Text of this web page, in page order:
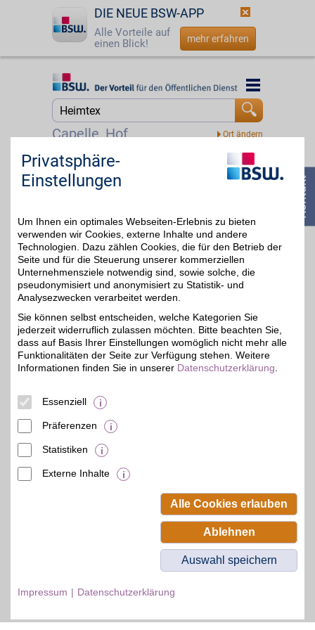
DIE NEUE BSW-APP
Alle Vorteile auf
einen Blick!
mehr erfahren
Startseite
☎ 0800 - 279 25 82
Capelle, Hof
Startseite
5,5 km
Ketzerbach 12 Wohn-Accessoires
Zum Partnerprofil
33 km
5%
35713 Eschenburg
Auf Karte anzeigen
Zum Partnerprofil
© BSW Verbraucher-Service
Alle Rechte vorbehalten.
Privatsphäre-
Einstellungen
Um Ihnen ein optimales Webseiten-Erlebnis zu bieten
verwenden wir Cookies, externe Inhalte und andere
Technologien. Dazu zählen Cookies, die für den Betrieb der
Seite und für die Steuerung unserer kommerziellen
Unternehmensziele notwendig sind, sowie solche, die
pseudonymisiert und anonymisiert zu Statistik- und
Analysezwecken verarbeitet werden.
Sie können selbst entscheiden, welche Kategorien Sie
jederzeit widerruflich zulassen möchten. Bitte beachten Sie,
dass auf Basis Ihrer Einstellungen womöglich nicht mehr alle
Funktionalitäten der Seite zur Verfügung stehen. Weitere
Informationen finden Sie in unserer Datenschutzerklärung
Essenziell
Präferenzen
Statistiken
Externe Inhalte
Alle Cookies erlauben
Ablehnen
Auswahl speichern
Impressum Datenschutzerklärung